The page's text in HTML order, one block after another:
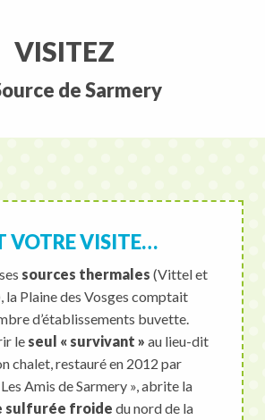
VISITEZ
de Sarmery
VOTRE VISITE…
sources thermales (Vittel et
la Plaine des Vosges comptait
d’établissements buvette.
le seul « survivant » au lieu-dit
chalet, restauré en 2012 par
Amis de Sarmery », abrite la
sulfurée froide du nord de la